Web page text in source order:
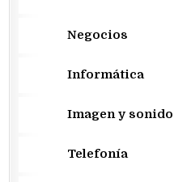
Negocios
Informática
Imagen y sonido
Telefonía